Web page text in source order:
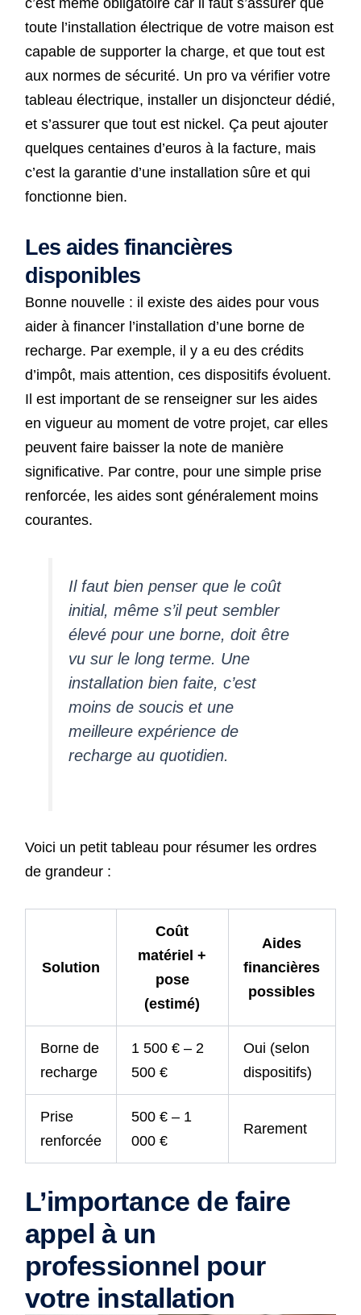
toute l’installation électrique de votre maison est
capable de supporter la charge, et que tout est
aux normes de sécurité. Un pro va vérifier votre
tableau électrique, installer un disjoncteur dédié,
et s’assurer que tout est nickel. Ça peut ajouter
quelques centaines d’euros à la facture, mais
c’est la garantie d’une installation sûre et qui
fonctionne bien.
Les aides financières
disponibles
Bonne nouvelle : il existe des aides pour vous
aider à financer l’installation d’une borne de
recharge. Par exemple, il y a eu des crédits
d’impôt, mais attention, ces dispositifs évoluent.
Il est important de se renseigner sur les aides
en vigueur au moment de votre projet, car elles
peuvent faire baisser la note de manière
significative. Par contre, pour une simple prise
renforcée, les aides sont généralement moins
courantes.
Il faut bien penser que le coût
initial, même s’il peut sembler
élevé pour une borne, doit être
vu sur le long terme. Une
installation bien faite, c’est
moins de soucis et une
meilleure expérience de
recharge au quotidien.
Voici un petit tableau pour résumer les ordres
de grandeur :
Solution
Coût
matériel +
pose
(estimé)
Aides
financières
possibles
Borne de
recharge
1 500 € – 2
500 €
Oui (selon
dispositifs)
Prise
renforcée
500 € – 1
000 €
Rarement
L’importance de faire
appel à un
professionnel pour
votre installation